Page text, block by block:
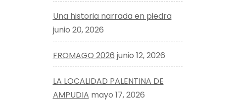
Una historia narrada en piedra
junio 20, 2026
FROMAGO 2026 junio 12, 2026
LA LOCALIDAD PALENTINA DE
AMPUDIA mayo 17, 2026